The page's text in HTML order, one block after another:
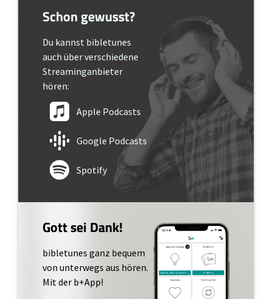
Schon gewusst?
Du kannst bibletunes
auch über verschiedene
Streaminganbieter
hören:
Apple Podcasts
Google Podcasts
Spotify
Gott sei Dank!
bibletunes ganz bequem
von unterwegs aus hören.
Mit der b+App!